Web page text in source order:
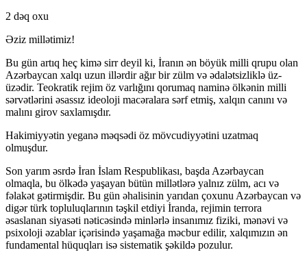
2 dəq oxu
Əziz millətimiz!
Bu gün artıq heç kimə sirr deyil ki, İranın ən böyük milli qrupu olan
Azərbaycan xalqı uzun illərdir ağır bir zülm və ədalətsizliklə üz-
üzədir. Teokratik rejim öz varlığını qorumaq naminə ölkənin milli
sərvətlərini əsassız ideoloji macəralara sərf etmiş, xalqın canını və
malını girov saxlamışdır.
Hakimiyyətin yeganə məqsədi öz mövcudiyyətini uzatmaq
olmuşdur.
Son yarım əsrdə İran İslam Respublikası, başda Azərbaycan
olmaqla, bu ölkədə yaşayan bütün millətlərə yalnız zülm, acı və
fəlakət gətirmişdir. Bu gün əhalisinin yarıdan çoxunu Azərbaycan və
digər türk topluluqlarının təşkil etdiyi İranda, rejimin terrora
əsaslanan siyasəti nəticəsində minlərlə insanımız fiziki, mənəvi və
psixoloji əzablar içərisində yaşamağa məcbur edilir, xalqımızın ən
fundamental hüquqları isə sistematik şəkildə pozulur.